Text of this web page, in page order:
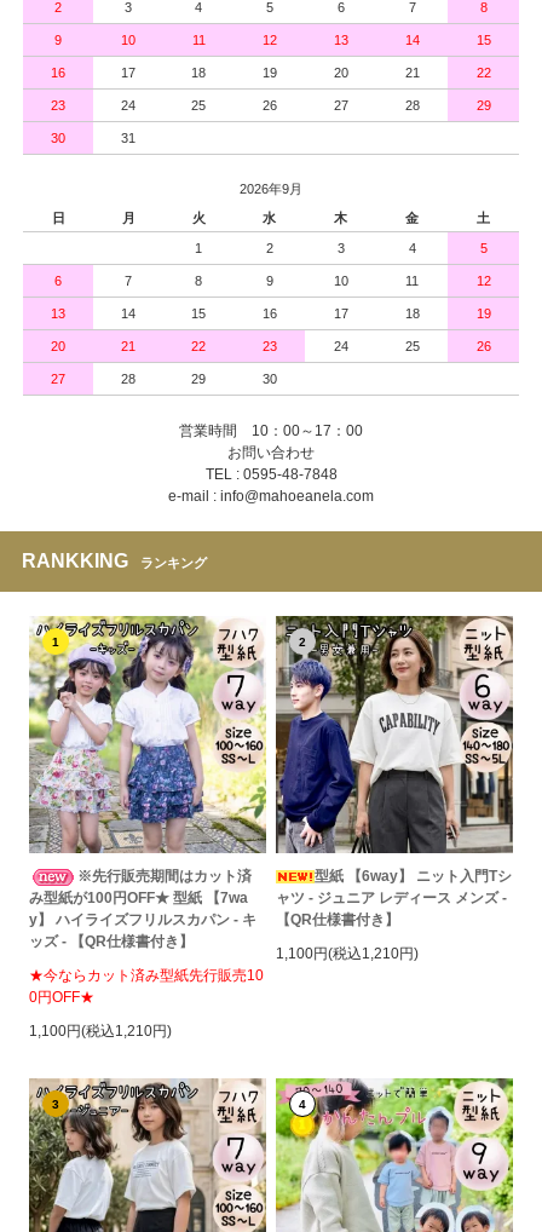
2 3 4 5 6 7 8
9 10 11 12 13 14 15
16 17 18 19 20 21 22
23 24 25 26 27 28 29
30 31
2026年9月
日
月 火 水 木 金 土
1 2 3 4 5
6 7 8 9 10 11 12
13 14 15 16 17 18 19
20 21 22 23 24 25 26
27 28 29 30
営業時間 10：00～17：00
お問い合わせ
TEL : 0595-48-7848
e-mail : info@mahoeanela.com
RANKKING ランキング
1
※先行販売期間はカット済
み型紙が100円OFF★ 型紙 【7wa
y】 ハイライズフリルスカパン - キ
ッズ - 【QR仕様書付き】
★今ならカット済み型紙先行販売10
0円OFF★
1,100円(税込1,210円)
2
型紙 【6way】 ニット入門Tシ
ャツ - ジュニア レディース メンズ -
【QR仕様書付き】
1,100円(税込1,210円)
3 4